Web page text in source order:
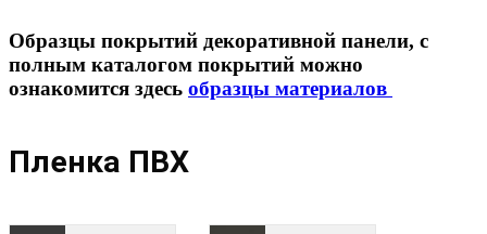
Образцы покрытий декоративной панели, с
полным каталогом покрытий можно
ознакомится здесь образцы материалов
Пленка ПВХ